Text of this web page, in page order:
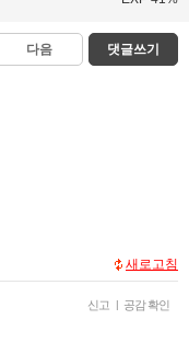
다음 댓글쓰기
새로고침
신고 | 공감 확인